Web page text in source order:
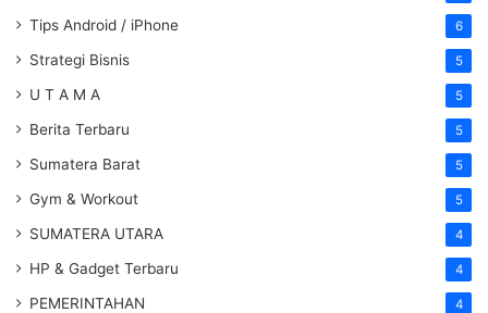
Tips Android / iPhone 6
Strategi Bisnis 5
U T A M A 5
Berita Terbaru 5
Sumatera Barat 5
Gym & Workout 5
SUMATERA UTARA 4
HP & Gadget Terbaru 4
PEMERINTAHAN 4